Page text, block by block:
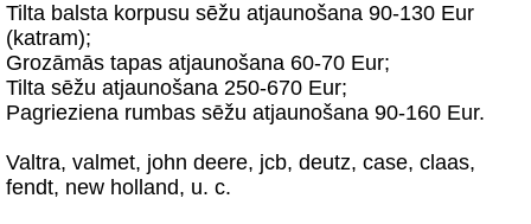
Tilta balsta korpusu sēžu atjaunošana 90-130 Eur
(katram);
Grozāmās tapas atjaunošana 60-70 Eur;
Tilta sēžu atjaunošana 250-670 Eur;
Pagrieziena rumbas sēžu atjaunošana 90-160 Eur.
Valtra, valmet, john deere, jcb, deutz, case, claas,
fendt, new holland, u. c.